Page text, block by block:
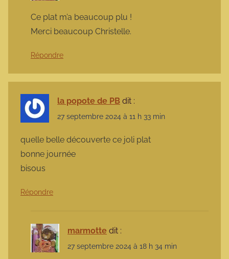
Ce plat m’a beaucoup plu !
Merci beaucoup Christelle.
Répondre
la popote de PB dit :
27 septembre 2024 à 11 h 33 min
quelle belle découverte ce joli plat
bonne journée
bisous
Répondre
marmotte dit :
27 septembre 2024 à 18 h 34 min